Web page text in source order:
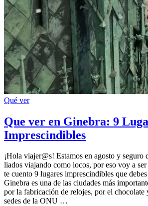
Qué ver
Que ver en Ginebra: 9
Imprescindibles
¡Hola viajer@s! Estamos en agosto y seguro
liados viajando como locos, por eso voy a
te cuento 9 lugares imprescindibles que
Ginebra es una de las ciudades más
por la fabricación de relojes, por el chocolate
sedes de la ONU …